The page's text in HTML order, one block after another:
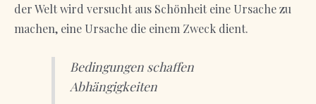
der Welt wird versucht aus Schönheit eine Ursache zu
machen, eine Ursache die einem Zweck dient.
Bedingungen schaffen
Abhängigkeiten